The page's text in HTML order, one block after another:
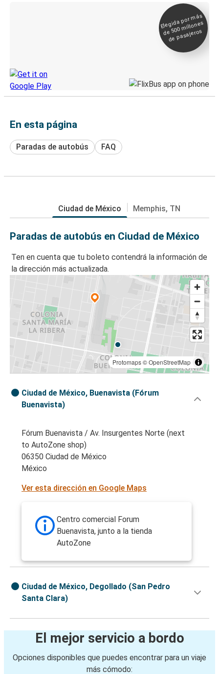
Elegida por
más
de 500
millones
de pasajeros
En esta página
Paradas de autobús FAQ
Ciudad de México Memphis, TN
Paradas de autobús en Ciudad de México
Ten en cuenta que tu boleto contendrá la información de
la dirección más actualizada.
Protomaps©OpenStreetMap
Ciudad de México, Buenavista (Fórum
Buenavista)
Fórum Buenavista / Av. Insurgentes Norte (next
to AutoZone shop)
06350 Ciudad de México
México
Ver esta dirección en Google Maps
Centro comercial Forum
Buenavista, junto a la tienda
AutoZone
Ciudad de México, Degollado (San Pedro
Santa Clara)
El mejor servicio a bordo
Opciones disponibles que puedes encontrar para un viaje
más cómodo: